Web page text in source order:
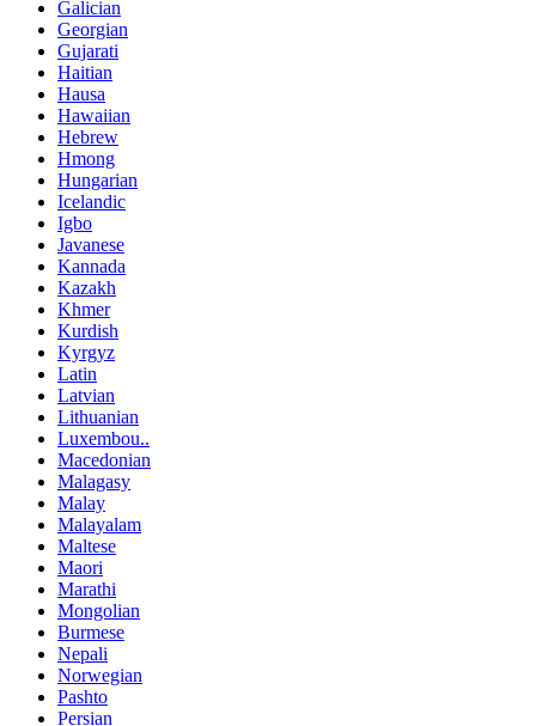
Galician
Georgian
Gujarati
Haitian
Hausa
Hawaiian
Hebrew
Hmong
Hungarian
Icelandic
Igbo
Javanese
Kannada
Kazakh
Khmer
Kurdish
Kyrgyz
Latin
Latvian
Lithuanian
Luxembou..
Macedonian
Malagasy
Malay
Malayalam
Maltese
Maori
Marathi
Mongolian
Burmese
Nepali
Norwegian
Pashto
Persian